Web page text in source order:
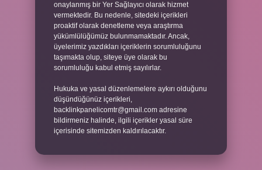
onaylanmış bir Yer Sağlayıcı olarak hizmet
vermektedir. Bu nedenle, sitedeki içerikleri
proaktif olarak denetleme veya araştırma
yükümlülüğümüz bulunmamaktadır. Ancak,
üyelerimiz yazdıkları içeriklerin sorumluluğunu
taşımakta olup, siteye üye olarak bu
sorumluluğu kabul etmiş sayılırlar.
Hukuka ve yasal düzenlemelere aykırı olduğunu
düşündüğünüz içerikleri,
backlinkpanelicomtr@gmail.com adresine
bildirmeniz halinde, ilgili içerikler yasal süre
içerisinde sitemizden kaldırılacaktır.